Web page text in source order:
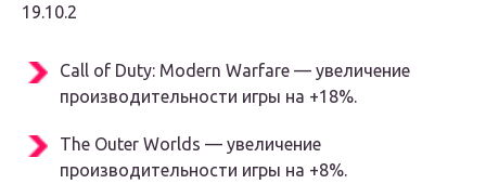
19.10.2
Call of Duty: Modern Warfare — увеличение
производительности игры на +18%.
The Outer Worlds — увеличение
производительности игры на +8%.